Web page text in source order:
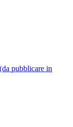
pubblicare in